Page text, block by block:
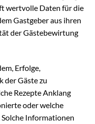
wertvolle Daten für die
Gastgeber aus ihren
der Gästebewirtung
Erfolge,
der Gäste zu
Rezepte Anklang
oder welche
Informationen